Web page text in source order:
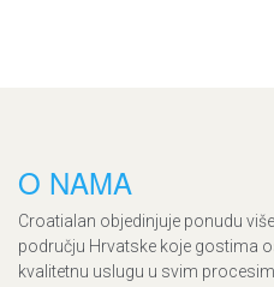
O NAMA
Croatialan objedinjuje ponudu
području Hrvatske koje gostima
kvalitetnu uslugu u svim